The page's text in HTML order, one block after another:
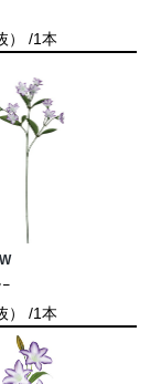
） /1本
） /1本